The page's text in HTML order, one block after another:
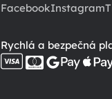
FacebookInstagram
Rychlá a bezpečná